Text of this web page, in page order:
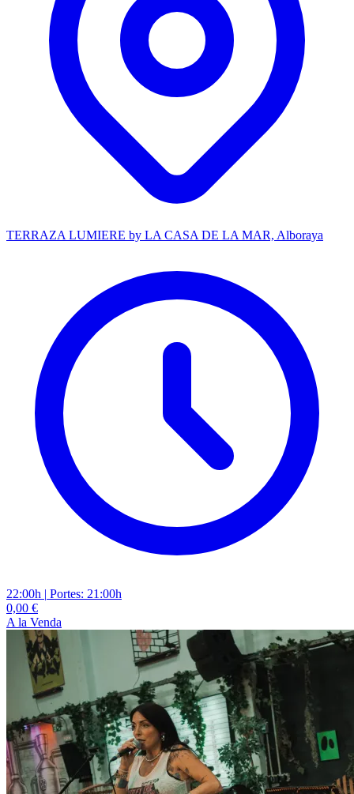
TERRAZA LUMIERE by LA CASA DE LA MAR, Alboraya
22:00h | Portes: 21:00h
0,00 €
A la Venda